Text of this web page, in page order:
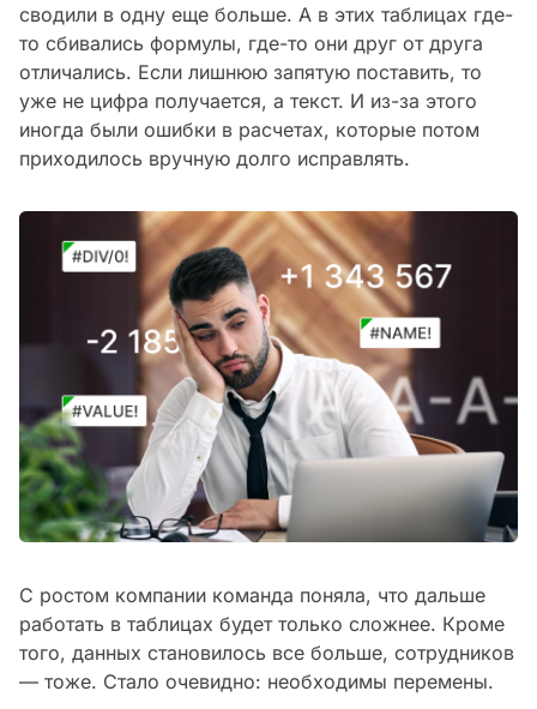
сводили в одну еще больше. А в этих таблицах где-
то сбивались формулы, где-то они друг от друга
отличались. Если лишнюю запятую поставить, то
уже не цифра получается, а текст. И из-за этого
иногда были ошибки в расчетах, которые потом
приходилось вручную долго исправлять.
С ростом компании команда поняла, что дальше
работать в таблицах будет только сложнее. Кроме
того, данных становилось все больше, сотрудников
— тоже. Стало очевидно: необходимы перемены.